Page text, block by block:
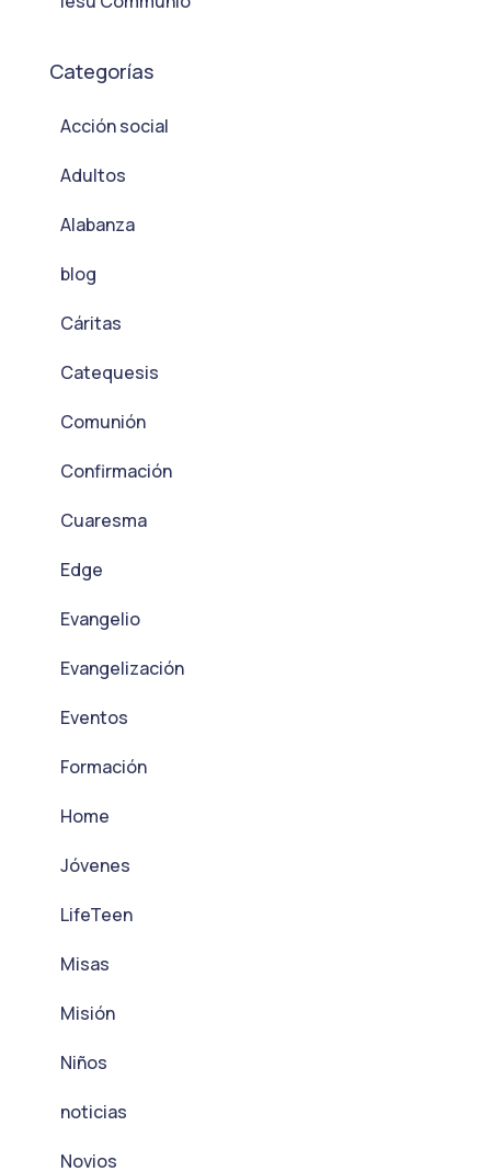
Categorías
Acción social
Adultos
Alabanza
blog
Cáritas
Catequesis
Comunión
Confirmación
Cuaresma
Edge
Evangelio
Evangelización
Eventos
Formación
Home
Jóvenes
LifeTeen
Misas
Misión
Niños
noticias
Novios